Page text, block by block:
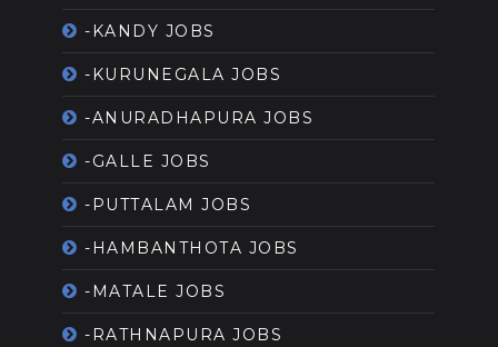
-KANDY JOBS
-KURUNEGALA JOBS
-ANURADHAPURA JOBS
-GALLE JOBS
-PUTTALAM JOBS
-HAMBANTHOTA JOBS
-MATALE JOBS
-RATHNAPURA JOBS